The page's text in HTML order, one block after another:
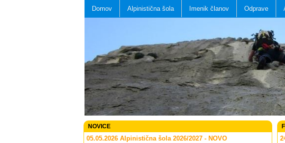
Domov Alpinistična šola Imenik članov Odprave
NOVICE
05.05.2026 Alpinistična šola 2026/2027 - NOVO